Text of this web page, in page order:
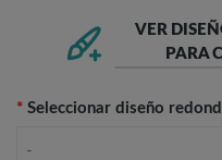
VER
PARA
* Seleccionar diseño
-